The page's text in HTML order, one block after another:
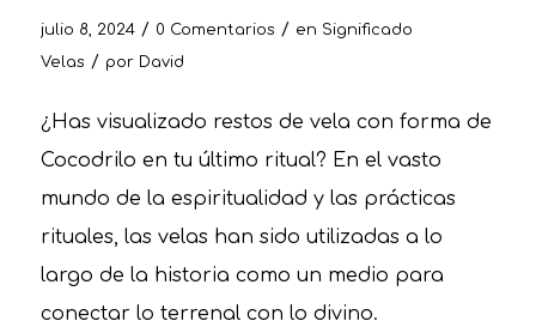
julio 8, 2024 / 0 Comentarios / en Significado
Velas / por David
¿Has visualizado restos de vela con forma de
Cocodrilo en tu último ritual? En el vasto
mundo de la espiritualidad y las prácticas
rituales, las velas han sido utilizadas a lo
largo de la historia como un medio para
conectar lo terrenal con lo divino.